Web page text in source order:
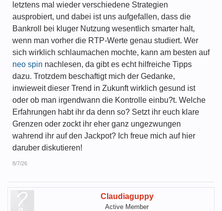
letztens mal wieder verschiedene Strategien
ausprobiert, und dabei ist uns aufgefallen, dass die
Bankroll bei kluger Nutzung wesentlich smarter halt,
wenn man vorher die RTP-Werte genau studiert. Wer
sich wirklich schlaumachen mochte, kann am besten auf
neo spin nachlesen, da gibt es echt hilfreiche Tipps
dazu. Trotzdem beschaftigt mich der Gedanke,
inwieweit dieser Trend in Zukunft wirklich gesund ist
oder ob man irgendwann die Kontrolle einbu?t. Welche
Erfahrungen habt ihr da denn so? Setzt ihr euch klare
Grenzen oder zockt ihr eher ganz ungezwungen
wahrend ihr auf den Jackpot? Ich freue mich auf hier
daruber diskutieren!
8/7/26
Claudiaguppy
Active Member